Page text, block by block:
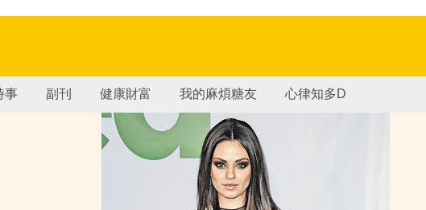
事 副刊 健康財富 我的麻煩糖友 心律知多D